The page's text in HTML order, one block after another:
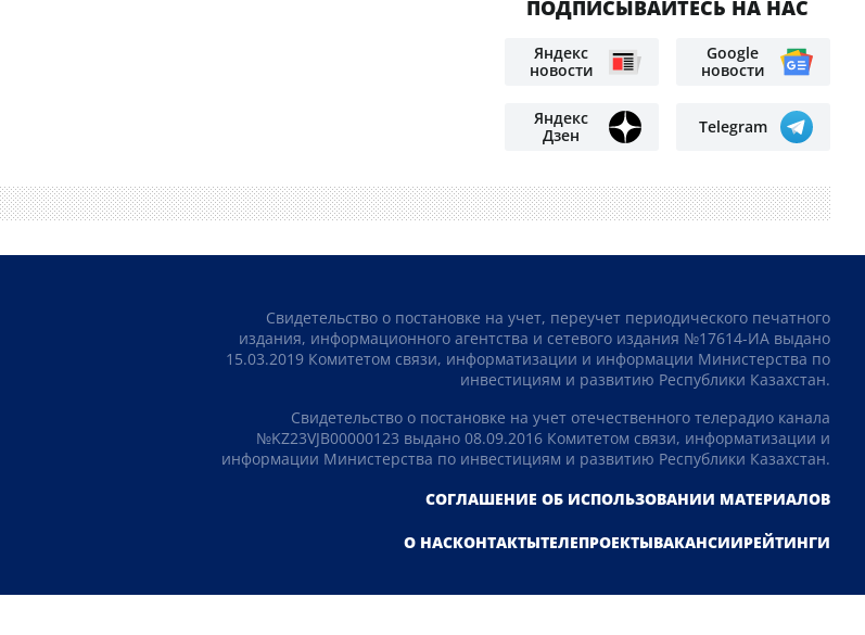
ПОДПИСЫВАЙТЕСЬ НА НАС
Яндекс
новости
Google
новости
Яндекс
Дзен
Telegram
Свидетельство о постановке на учет, переучет периодического печатного
издания, информационного агентства и сетевого издания №17614-ИА выдано
15.03.2019 Комитетом связи, информатизации и информации Министерства по
инвестициям и развитию Республики Казахстан.
Свидетельство о постановке на учет отечественного телерадио канала
№KZ23VJB00000123 выдано 08.09.2016 Комитетом связи, информатизации и
информации Министерства по инвестициям и развитию Республики Казахстан.
СОГЛАШЕНИЕ ОБ ИСПОЛЬЗОВАНИИ МАТЕРИАЛОВ
О НАСКОНТАКТЫТЕЛЕПРОЕКТЫВАКАНСИИРЕЙТИНГИ